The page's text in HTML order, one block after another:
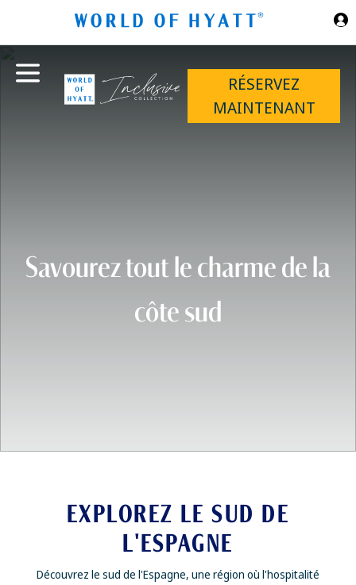
RÉSERVEZ
MAINTENANT
Savourez tout le charme de la
côte sud
EXPLOREZ LE SUD DE
L'ESPAGNE
Découvrez le sud de l'Espagne, une région où l'hospitalité